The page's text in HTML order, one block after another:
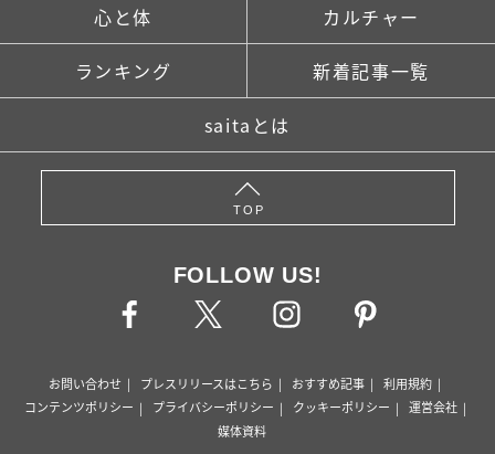
心と体 カルチャー
ランキング 新着記事一覧
saitaとは
TOP
FOLLOW US!
お問い合わせ プレスリリースはこちら おすすめ記事
利用規約
コンテンツポリシー
プライバシーポリシー クッキーポリシー
運営会社
媒体資料